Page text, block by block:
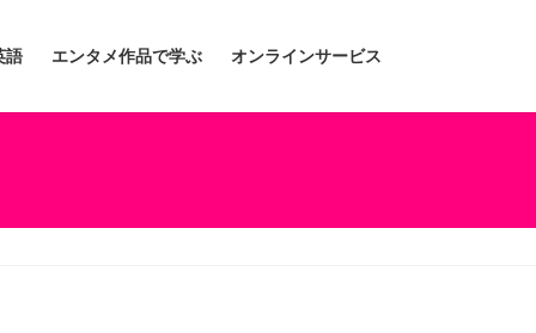
語 エンタメ作品で学ぶ オンラインサービス